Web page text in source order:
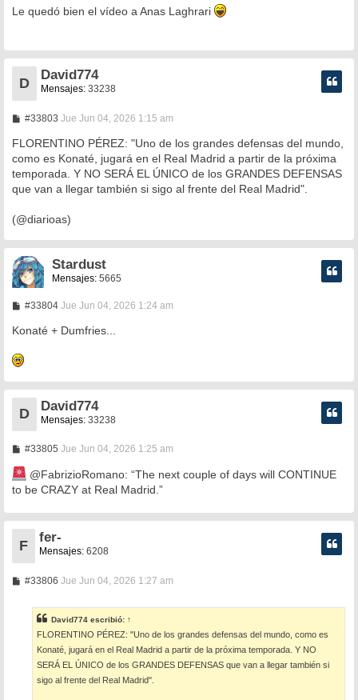
n
e
Le quedó bien el vídeo a Anas Laghrari
D
David774
Mensajes: 33238
#33803M
n
s
a
j
Jue Jun 04, 2026 1:15 am
FLORENTINO PÉREZ: "Uno de los grandes defensas del mundo,
como es Konaté, jugará en el Real Madrid a partir de la próxima
temporada. Y NO SERÁ EL ÚNICO de los GRANDES DEFENSAS
que van a llegar también si sigo al frente del Real Madrid".
(@diarioas)
Stardust
Mensajes: 5665
#33804M
n
s
Jue Jun 04, 2026 1:24 am
Konaté + Dumfries...
D
David774
Mensajes: 33238
#33805M
n
s
a
e
Jue Jun 04, 2026 1:25 am
@FabrizioRomano: “The next couple of days will CONTINUE
to be CRAZY at Real Madrid.”
F
fer-
Mensajes: 6208
#33806M
a
j
e
Jue Jun 04, 2026 1:27 am
David774 escribió: ↑
FLORENTINO PÉREZ: "Uno de los grandes defensas del mundo, como es
Konaté, jugará en el Real Madrid a partir de la próxima temporada. Y NO
SERÁ EL ÚNICO de los GRANDES DEFENSAS que van a llegar también si
sigo al frente del Real Madrid".